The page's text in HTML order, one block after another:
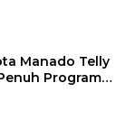
Manado Telly
Program